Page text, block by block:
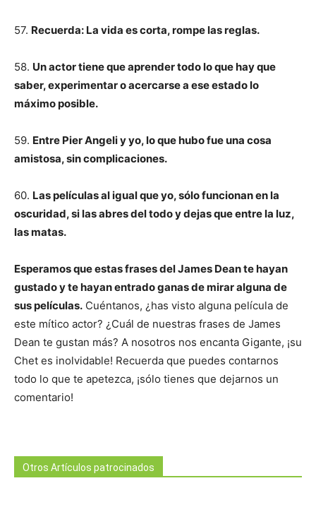
57. Recuerda: La vida es corta, rompe las reglas.
58. Un actor tiene que aprender todo lo que hay que
saber, experimentar o acercarse a ese estado lo
máximo posible.
59. Entre Pier Angeli y yo, lo que hubo fue una cosa
amistosa, sin complicaciones.
60. Las películas al igual que yo, sólo funcionan en la
oscuridad, si las abres del todo y dejas que entre la luz,
las matas.
Esperamos que estas frases del James Dean te hayan
gustado y te hayan entrado ganas de mirar alguna de
sus películas. Cuéntanos, ¿has visto alguna película de
este mítico actor? ¿Cuál de nuestras frases de James
Dean te gustan más? A nosotros nos encanta Gigante, ¡su
Chet es inolvidable! Recuerda que puedes contarnos
todo lo que te apetezca, ¡sólo tienes que dejarnos un
comentario!
Otros Artículos patrocinados